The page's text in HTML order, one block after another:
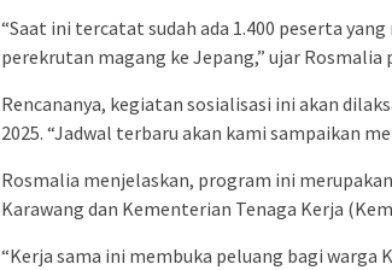
“Saat ini tercatat sudah ada 1.400 peserta
perekrutan magang ke Jepang,” ujar Rosmalia
Rencananya, kegiatan sosialisasi ini akan
2025. “Jadwal terbaru akan kami sampaikan
Rosmalia menjelaskan, program ini
Karawang dan Kementerian Tenaga Kerja
“Kerja sama ini membuka peluang bagi warga